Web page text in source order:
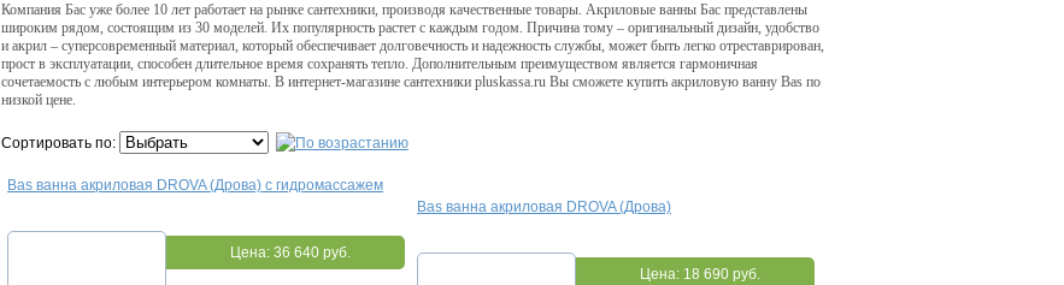
Компания Бас уже более 10 лет работает на рынке сантехники, производя качественные товары. Акриловые ванны Бас представлены
широким рядом, состоящим из 30 моделей. Их популярность растет с каждым годом. Причина тому – оригинальный дизайн, удобство
и акрил – суперсовременный материал, который обеспечивает долговечность и надежность службы, может быть легко отреставрирован,
прост в эксплуатации, способен длительное время сохранять тепло. Дополнительным преимуществом является гармоничная
сочетаемость с любым интерьером комнаты. В интернет-магазине сантехники pluskassa.ru Вы сможете купить акриловую ванну Bas по
низкой цене.
Сортировать по:
Bas ванна акриловая DROVA (Дрова) с гидромассажем
Цена: 36 640 руб.
Bas ванна акриловая DROVA (Дрова)
Цена: 18 690 руб.